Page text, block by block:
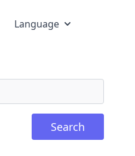
Language
Search